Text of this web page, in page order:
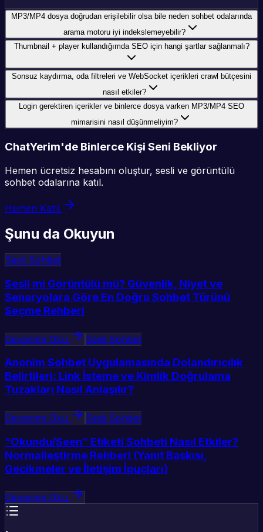
MP3/MP4 dosya doğrudan erişilebilir olsa bile neden sohbet odalarında
arama motoru iyi indekslemeyebilir?
Thumbnail + player kullandığımda SEO için hangi şartlar sağlanmalı?
Sonsuz kaydırma, oda filtreleri ve WebSocket içerikleri crawl bütçesini
nasıl etkiler?
Login gerektiren içerikler ve binlerce dosya varken MP3/MP4 SEO
mimarisini nasıl düşünmeliyim?
ChatYerim'de Binlerce Kişi Seni Bekliyor
Hemen ücretsiz hesabını oluştur, sesli ve görüntülü
sohbet odalarına katıl.
Hemen Katıl
Şunu da Okuyun
Sesli Sohbet
Sesli mi Görüntülü mü? Güvenlik, Niyet ve
Senaryolara Göre En Doğru Sohbet Türünü
Seçme Rehberi
Devamını Oku Sesli Sohbet
Anonim Sohbet Uygulamasında Dolandırıcılık
Belirtileri: Link İsteme ve Kimlik Doğrulama
Tuzakları Nasıl Anlaşılır?
Devamını Oku Sesli Sohbet
“Okundu/Seen” Etiketi Sohbeti Nasıl Etkiler?
Normalleştirme Rehberi (Yanıt Baskısı,
Gecikmeler ve İletişim İpuçları)
Devamını Oku